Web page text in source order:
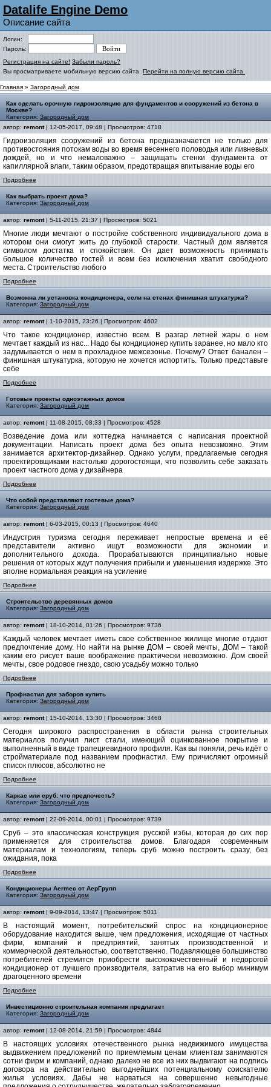
Datalife Engine Demo
Описание сайта
Логин:
Пароль:
Регистрация на сайте! Забыли пароль?
Вы просматриваете мобильную версию сайта. Перейти на полную версию сайта.
Главная » Загородный дом
Как сделать срочную гидроизоляцию для фундаментов и сооружений из бетона в
Москве?
Категория: Загородный дом
автор: remont| 12-05-2017, 09:48 | Просмотров: 4718
Гидроизоляция сооружений из бетона предназначается не только для
противостояния потокам воды во время весеннего половодья или ливневых
дождей, но и что немаловажно – защищать стенки фундамента от
капиллярной влаги, таким образом, предотвращая впитывание воды его
Подробнее
Как выбрать проект дома?
Категория: Загородный дом
автор: remont| 5-11-2015, 21:37 | Просмотров: 5021
Многие люди мечтают о постройке собственного индивидуального дома в
котором они смогут жить до глубокой старости. Частный дом является
символом достатка и спокойствия. Он дает возможность принимать
большое количество гостей и всем без исключения хватит свободного
места. Строительство любого
Подробнее
Возможна ли установка кондиционера, если на стенах финишная штукатурка?
Категория: Загородный дом
автор: remont| 1-10-2015, 23:26 | Просмотров: 4602
Что такое кондиционер, известно всем. В разгар летней жары о нем
мечтает каждый из нас... Надо бы кондиционер купить заранее, но мало кто
задумывается о нем в прохладное межсезонье. Почему? Ответ банален –
финишная штукатурка, которую не хочется испортить. Только представьте
себе
Подробнее
Готовые проекты одноэтажных домов
Категория: Загородный дом
автор: remont| 11-08-2015, 08:33 | Просмотров: 4528
Возведение дома или коттеджа начинается с написания проектной
документации. Написать проект дома без опыта невозможно. Этим
занимается архитектор-дизайнер. Однако услуги, предлагаемые сегодня
проектировщиками настолько дорогостоящи, что позволить себе заказать
проект частного дома у дизайнера
Подробнее
Что собой представляют гостевые дома?
Категория: Загородный дом
автор: remont| 6-03-2015, 00:13 | Просмотров: 4640
Индустрия туризма сегодня переживает непростые времена и её
представители активно ищут возможности для экономии и
дополнительного дохода. Прорабатываются принципиально новые
решения от которых ждут получения прибыли и уменьшения издержке. Это
вполне нормальная реакция на усиление
Подробнее
Строительство деревянных домов
Категория: Загородный дом
автор: remont| 18-10-2014, 01:26 | Просмотров: 9736
Каждый человек мечтает иметь свое собственное жилище многие отдают
предпочтение дому. Но найти на рынке ДОМ – своей мечты, ДОМ – такой
каким его рисует ваше воображение практически невозможно. Дом своей
мечты, свое родовое гнездо, свою усадьбу можно только
Подробнее
Профнастил для заборов купить
Категория: Загородный дом
автор: remont| 15-10-2014, 13:30 | Просмотров: 3468
Сегодня широкого распространения в области рынка строительных
материалов получил лист стали, имеющий оцинкованное покрытие и
выполненный в виде трапециевидного профиля. Как вы поняли, речь идёт о
стройматериале под названием профнастил. Ему причисляют огромный
список плюсов, абсолютно не
Подробнее
Каркас или сруб: что предпочесть?
Категория: Загородный дом
автор: remont| 22-09-2014, 00:01 | Просмотров: 9739
Сруб – это классическая конструкция русской избы, которая до сих пор
применяется для строительства домов. Благодаря современным
материалам и технологиям, теперь сруб можно построить сразу, без
ожидания, пока
Подробнее
Кондиционеры Aermec от АерГрупп
Категория: Загородный дом
автор: remont| 9-09-2014, 13:47 | Просмотров: 5011
В настоящий момент, потребительский спрос на кондиционерное
оборудование находится выше, чем предложения, исходящие от частных
фирм, компаний и предприятий, занятых производственной и
коммерческой деятельностью, соответственно. Подавляющее большинство
потребителей стремится приобрести высококачественный и недорогой
кондиционер от лучшего производителя, затратив на его выбор минимум
драгоценного времени
Подробнее
Инвестиционно строительная компания предлагает
Категория: Загородный дом
автор: remont| 12-08-2014, 21:59 | Просмотров: 4844
В настоящих условиях отечественного рынка недвижимого имущества
выдвижением предложений по приемлемым ценам клиентам занимаются
сотни фирм и компаний, однако далеко не все из них выдвигают на подпись
договора на действительно выгоднейших потенциальному соискателю
жилья условиях. Дабы не нарваться на совершенно невыгодные